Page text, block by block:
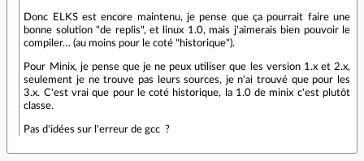
Donc ELKS est encore maintenu, je pense que ça pourrait faire une
bonne solution "de replis", et linux 1.0, mais j'aimerais bien pouvoir le
compiler… (au moins pour le coté "historique").
Pour Minix, je pense que je ne peux utiliser que les version 1.x et 2.x,
seulement je ne trouve pas leurs sources, je n'ai trouvé que pour les
3.x. C'est vrai que pour le coté historique, la 1.0 de minix c'est plutôt
classe.
Pas d'idées sur l'erreur de gcc ?